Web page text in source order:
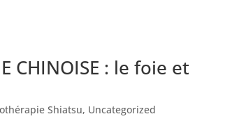
CHINOISE : le foie et
Shiatsu, Uncategorized